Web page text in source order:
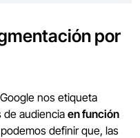
por
nos etiqueta
de audiencia en función
definir que, las